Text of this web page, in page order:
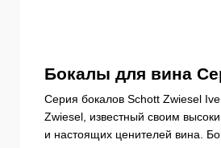
Бокалы для вина
Серия бокалов Schott Zwiesel
Zwiesel, известный своим
и настоящих ценителей вина.